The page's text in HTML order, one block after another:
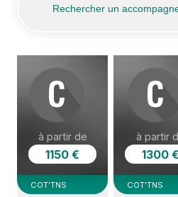
à partir de
1150 €
COT'TNS
à partir
1300 €
COT'TNS